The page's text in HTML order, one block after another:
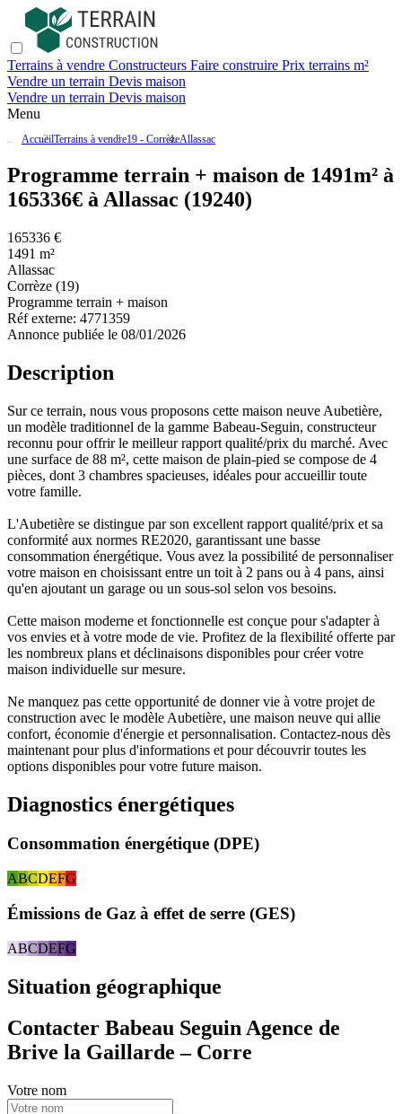
Terrains à vendre Constructeurs Faire construire Prix terrains m²
Vendre un terrain Devis maison
Vendre un terrain Devis maison
Menu
AccueilTerrains à vendre19 - CorrèzeAllassac
Programme terrain + maison de 1491m² à
165336€ à Allassac (19240)
165336 €
1491 m²
Allassac
Corrèze (19)
Programme terrain + maison
Réf externe: 4771359
Annonce publiée le 08/01/2026
Description
Sur ce terrain, nous vous proposons cette maison neuve Aubetière,
un modèle traditionnel de la gamme Babeau-Seguin, constructeur
reconnu pour offrir le meilleur rapport qualité/prix du marché. Avec
une surface de 88 m², cette maison de plain-pied se compose de 4
pièces, dont 3 chambres spacieuses, idéales pour accueillir toute
votre famille.
L'Aubetière se distingue par son excellent rapport qualité/prix et sa
conformité aux normes RE2020, garantissant une basse
consommation énergétique. Vous avez la possibilité de personnaliser
votre maison en choisissant entre un toit à 2 pans ou à 4 pans, ainsi
qu'en ajoutant un garage ou un sous-sol selon vos besoins.
Cette maison moderne et fonctionnelle est conçue pour s'adapter à
vos envies et à votre mode de vie. Profitez de la flexibilité offerte par
les nombreux plans et déclinaisons disponibles pour créer votre
maison individuelle sur mesure.
Ne manquez pas cette opportunité de donner vie à votre projet de
construction avec le modèle Aubetière, une maison neuve qui allie
confort, économie d'énergie et personnalisation. Contactez-nous dès
maintenant pour plus d'informations et pour découvrir toutes les
options disponibles pour votre future maison.
Diagnostics énergétiques
Consommation énergétique (DPE)
ABCDEFG
Émissions de Gaz à effet de serre (GES)
ABCDEFG
Situation géographique
Contacter Babeau Seguin Agence de
Brive la Gaillarde – Corre
Votre nom